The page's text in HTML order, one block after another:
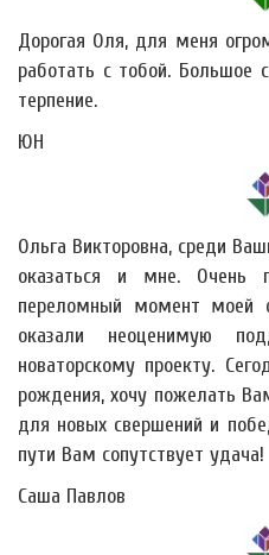
Дорогая Оля, для меня
работать с тобой. Большое
терпение.
ЮН
Ольга Викторовна, среди
оказаться и мне. Очень
переломный момент моей
оказали неоценимую
новаторскому проекту.
рождения, хочу пожелать
для новых свершений и
пути Вам сопутствует удача!
Саша Павлов